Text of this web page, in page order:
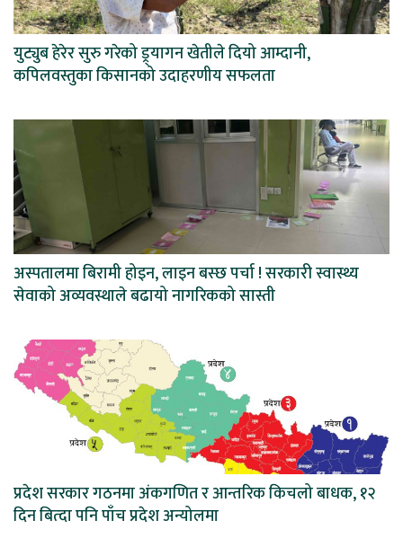
युट्युब हेरेर सुरु गरेको ड्र्यागन खेतीले दियो आम्दानी,
कपिलवस्तुका किसानको उदाहरणीय सफलता
अस्पतालमा बिरामी होइन, लाइन बस्छ पर्चा ! सरकारी स्वास्थ्य
सेवाको अव्यवस्थाले बढायो नागरिकको सास्ती
प्रदेश सरकार गठनमा अंकगणित र आन्तरिक किचलो बाधक, १२
दिन बित्दा पनि पाँच प्रदेश अन्योलमा